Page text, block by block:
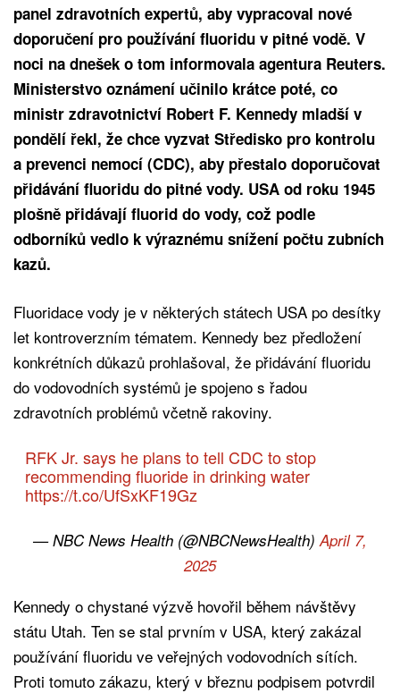
panel zdravotních expertů, aby vypracoval nové
doporučení pro používání fluoridu v pitné vodě. V
noci na dnešek o tom informovala agentura Reuters.
Ministerstvo oznámení učinilo krátce poté, co
ministr zdravotnictví Robert F. Kennedy mladší v
pondělí řekl, že chce vyzvat Středisko pro kontrolu
a prevenci nemocí (CDC), aby přestalo doporučovat
přidávání fluoridu do pitné vody. USA od roku 1945
plošně přidávají fluorid do vody, což podle
odborníků vedlo k výraznému snížení počtu zubních
kazů.
Fluoridace vody je v některých státech USA po desítky
let kontroverzním tématem. Kennedy bez předložení
konkrétních důkazů prohlašoval, že přidávání fluoridu
do vodovodních systémů je spojeno s řadou
zdravotních problémů včetně rakoviny.
RFK Jr. says he plans to tell CDC to stop
recommending fluoride in drinking water
https://t.co/UfSxKF19Gz
— NBC News Health (@NBCNewsHealth) April 7,
2025
Kennedy o chystané výzvě hovořil během návštěvy
státu Utah. Ten se stal prvním v USA, který zakázal
používání fluoridu ve veřejných vodovodních sítích.
Proti tomuto zákazu, který v březnu podpisem potvrdil